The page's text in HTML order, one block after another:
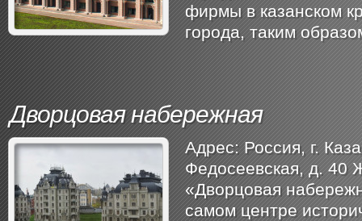
фирмы в казанском
города, таким
Дворцовая набережная
Адрес: Россия, ​г.
Федосеевская, д. 40
«Дворцовая
самом центре